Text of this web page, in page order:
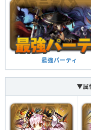
覚醒スキル
バインド耐性＋
自分
チー
操作時間延長＋
ドロ
闇コンボ強化＋
闇ド
アッ
チーム回復強化
チー
チー
チーム回復強化
チー
マシンタイプ追加
ダン
スキルブースト
チー
自分
撃力
HP強化
HP
最強パーティ
▼属